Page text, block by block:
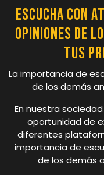
Escucha con
opiniones de
tus
La importancia de
de los demás
En nuestra
oportunidad de
diferentes
importancia de
de los demás